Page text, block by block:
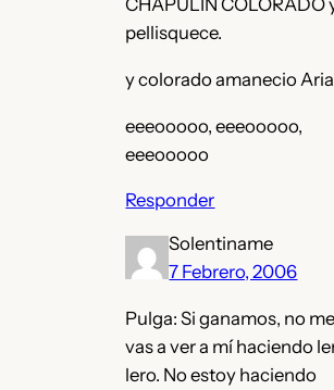
CHAPULIN COLORADO
pellisquece.
y colorado amanecio
eeeooooo, eeeooooo,
eeeooooo
Responder
Solentiname
7 Febrero, 2006
Pulga: Si ganamos, no me
vas a ver a mí haciendo
lero. No estoy haciendo